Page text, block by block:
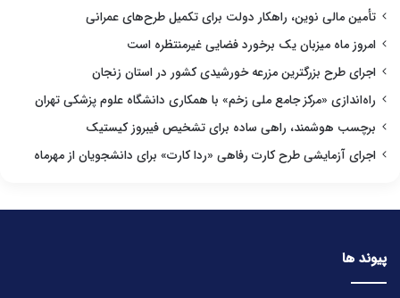
تأمین مالی نوین، راهکار دولت برای تکمیل طرح‌های عمرانی
امروز ماه میزبان یک برخورد فضایی غیرمنتظره است
اجرای طرح بزرگترین مزرعه خورشیدی کشور در استان زنجان
راه‌اندازی «مرکز جامع ملی زخم» با همکاری دانشگاه علوم پزشکی تهران
برچسب هوشمند، راهی ساده برای تشخیص فیبروز کیستیک
اجرای آزمایشی طرح کارت رفاهی «ردا کارت» برای دانشجویان از مهرماه
پیوند ها